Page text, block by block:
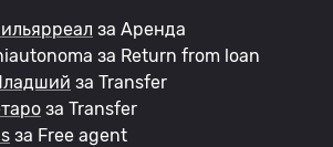
за Аренда
за Return from loan
за Transfer
за Transfer
за Free agent